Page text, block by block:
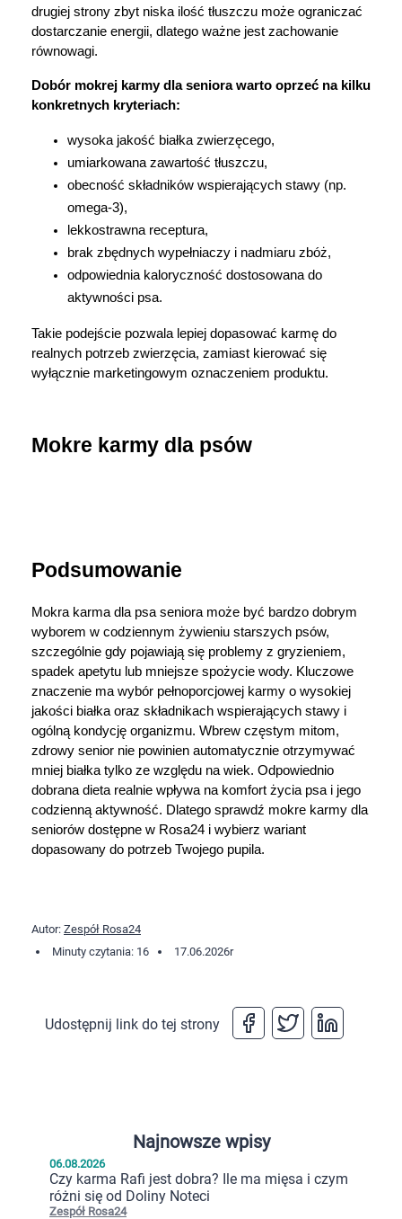
drugiej strony zbyt niska ilość tłuszczu może ograniczać
dostarczanie energii, dlatego ważne jest zachowanie
równowagi.
Dobór mokrej karmy dla seniora warto oprzeć na kilku
konkretnych kryteriach:
wysoka jakość białka zwierzęcego,
umiarkowana zawartość tłuszczu,
obecność składników wspierających stawy (np.
omega-3),
lekkostrawna receptura,
brak zbędnych wypełniaczy i nadmiaru zbóż,
odpowiednia kaloryczność dostosowana do
aktywności psa.
Takie podejście pozwala lepiej dopasować karmę do
realnych potrzeb zwierzęcia, zamiast kierować się
wyłącznie marketingowym oznaczeniem produktu.
Mokre karmy dla psów
Podsumowanie
Mokra karma dla psa seniora może być bardzo dobrym
wyborem w codziennym żywieniu starszych psów,
szczególnie gdy pojawiają się problemy z gryzieniem,
spadek apetytu lub mniejsze spożycie wody. Kluczowe
znaczenie ma wybór pełnoporcjowej karmy o wysokiej
jakości białka oraz składnikach wspierających stawy i
ogólną kondycję organizmu. Wbrew częstym mitom,
zdrowy senior nie powinien automatycznie otrzymywać
mniej białka tylko ze względu na wiek. Odpowiednio
dobrana dieta realnie wpływa na komfort życia psa i jego
codzienną aktywność. Dlatego sprawdź mokre karmy dla
seniorów dostępne w Rosa24 i wybierz wariant
dopasowany do potrzeb Twojego pupila.
Autor: Zespół Rosa24
Minuty czytania: 16
17.06.2026r
Udostępnij link do tej strony
Najnowsze wpisy
06.08.2026
Czy karma Rafi jest dobra? Ile ma mięsa i czym
różni się od Doliny Noteci
Zespół Rosa24